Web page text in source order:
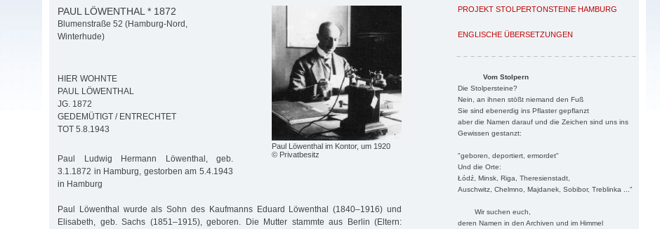
PROJEKT STOLPERTONSTEINE HAMBURG
ENGLISCHE ÜBERSETZUNGEN
Vom Stolpern
Die Stolpersteine?
Nein, an ihnen stößt niemand den Fuß
Sie sind ebenerdig ins Pflaster gepflanzt
aber die Namen darauf und die Zeichen sind uns ins
Gewissen gestanzt:
"geboren, deportiert, ermordet"
Und die Orte:
Łódź, Minsk, Riga, Theresienstadt,
Auschwitz, Chelmno, Majdanek, Sobibor, Treblinka ..."
Wir suchen euch,
deren Namen in den Archiven und im Himmel
Paul Löwenthal im Kontor, um 1920
© Privatbesitz
PAUL LÖWENTHAL * 1872
Blumenstraße 52 (Hamburg-Nord,
Winterhude)
HIER WOHNTE
PAUL LÖWENTHAL
JG. 1872
GEDEMÜTIGT / ENTRECHTET
TOT 5.8.1943
Paul Ludwig Hermann Löwenthal, geb.
3.1.1872 in Hamburg, gestorben am 5.4.1943
in Hamburg
Paul Löwenthal wurde als Sohn des Kaufmanns Eduard Löwenthal (1840–1916) und
Elisabeth, geb. Sachs (1851–1915), geboren. Die Mutter stammte aus Berlin (Eltern: